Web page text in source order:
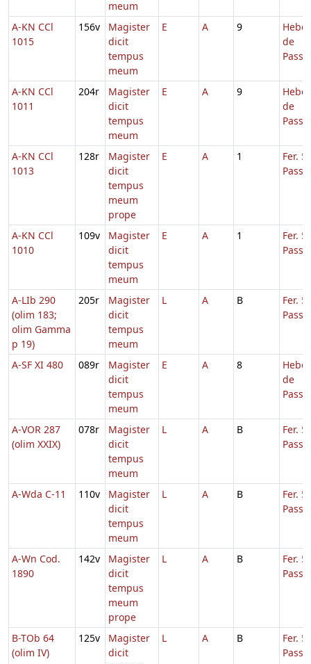
meum
A-KN CCl
1015
156v
Magister
dicit
tempus
meum
E A 9
Hebd.
de
A-KN CCl
1011
204r
Magister
dicit
tempus
meum
E A 9
Hebd.
de
A-KN CCl
1013
128r
Magister
dicit
tempus
meum
prope
E A 1
Fer. 5
A-KN CCl
1010
109v
Magister
dicit
tempus
meum
E A 1
Fer. 5
A-LIb 290
(olim 183;
olim Gamma
p 19)
205r
Magister
dicit
tempus
meum
L A B
Fer. 5
A-SF XI 480 089r
Magister
dicit
tempus
meum
E A 8
Hebd.
de
A-VOR 287
(olim XXIX)
078r
Magister
dicit
tempus
meum
L A B
Fer. 5
A-Wda C-11 110v
Magister
dicit
tempus
meum
L A B
Fer. 5
A-Wn Cod.
1890
142v
Magister
dicit
tempus
meum
prope
L A B
Fer. 5
B-TOb 64
(olim IV)
125v
Magister
dicit
L A B
Fer. 5